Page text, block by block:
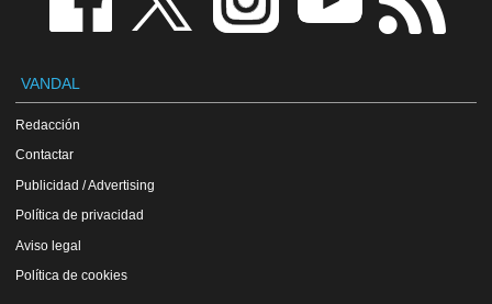
VANDAL
Redacción
Contactar
Publicidad / Advertising
Política de privacidad
Aviso legal
Política de cookies